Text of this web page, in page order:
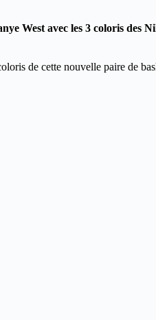
West avec les 3 coloris des
de cette nouvelle paire de